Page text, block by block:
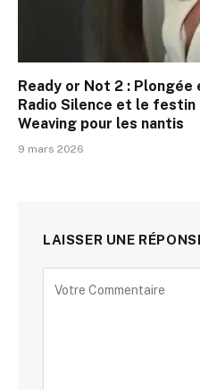
Ready or Not 2 : Plongée
Radio Silence et le
Weaving pour les nantis
9 mars 2026
LAISSER UNE